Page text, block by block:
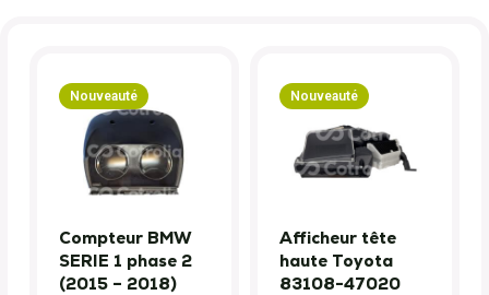
Nouveauté
Compteur BMW
SERIE 1 phase 2
(2015 – 2018)
Nouveauté
Afficheur tête
haute Toyota
83108-47020